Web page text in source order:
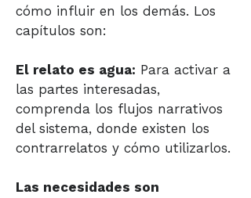
cómo influir en los demás. Los
capítulos son:
El relato es agua: Para activar a
las partes interesadas,
comprenda los flujos narrativos
del sistema, donde existen los
contrarrelatos y cómo utilizarlos.
Las necesidades son